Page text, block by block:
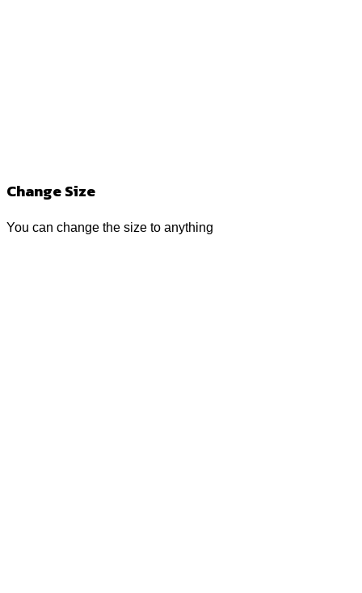
Change Size
You can change the size to anything